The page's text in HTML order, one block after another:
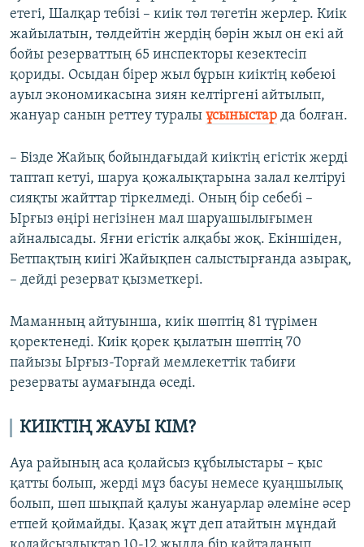
етегі, Шалқар тебізі – киік төл төгетін жерлер. Киік
жайылатын, төлдейтін жердің бәрін жыл он екі ай
бойы резерваттың 65 инспекторы кезектесіп
қориды. Осыдан бірер жыл бұрын киіктің көбеюі
ауыл экономикасына зиян келтіргені айтылып,
жануар санын реттеу туралы ұсыныстар да болған.
– Бізде Жайық бойындағыдай киіктің егістік жерді
таптап кетуі, шаруа қожалықтарына залал келтіруі
сияқты жайттар тіркелмеді. Оның бір себебі –
Ырғыз өңірі негізінен мал шаруашылығымен
айналысады. Яғни егістік алқабы жоқ. Екіншіден,
Бетпақтың киігі Жайықпен салыстырғанда азырақ,
– дейді резерват қызметкері.
Маманның айтуынша, киік шөптің 81 түрімен
қоректенеді. Киік қорек қылатын шөптің 70
пайызы Ырғыз-Торғай мемлекеттік табиғи
резерваты аумағында өседі.
КИІКТІҢ ЖАУЫ КІМ?
Ауа райының аса қолайсыз құбылыстары – қыс
қатты болып, жерді мұз басуы немесе қуаңшылық
болып, шөп шықпай қалуы жануарлар әлеміне әсер
етпей қоймайды. Қазақ жұт деп атайтын мұндай